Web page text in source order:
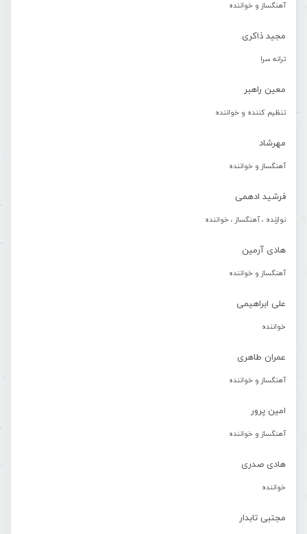
آهنگساز و خواننده
مجید ذاکری
ترانه سرا
معین راهبر
تنظیم کننده و خواننده
مهرشاد
آهنگساز و خواننده
فرشید ادهمی
نوازنده ، آهنگساز ، خواننده
هادی آرمین
آهنگساز و خواننده
علی ابراهیمی
خواننده
عمران طاهری
آهنگساز و خواننده
امین پرور
آهنگساز و خواننده
هادی صدری
خواننده
مجتبی تابدار